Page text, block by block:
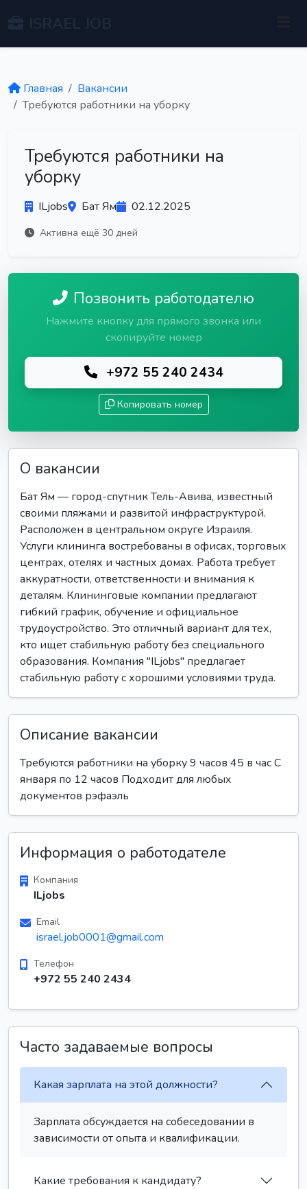
Главная
Вакансии
Требуются работники на уборку
Требуются работники на
уборку
ILjobs Бат Ям 02.12.2025
Активна ещё 30 дней
Позвонить работодателю
Нажмите кнопку для прямого звонка или
скопируйте номер
+972 55 240 2434
Копировать номер
О вакансии
Бат Ям — город-спутник Тель-Авива, известный
своими пляжами и развитой инфраструктурой.
Расположен в центральном округе Израиля.
Услуги клининга востребованы в офисах, торговых
центрах, отелях и частных домах. Работа требует
аккуратности, ответственности и внимания к
деталям. Клининговые компании предлагают
гибкий график, обучение и официальное
трудоустройство. Это отличный вариант для тех,
кто ищет стабильную работу без специального
образования. Компания "ILjobs" предлагает
стабильную работу с хорошими условиями труда.
Описание вакансии
Требуются работники на уборку 9 часов 45 в час С
января по 12 часов Подходит для любых
документов рэфаэль
Информация о работодателе
Компания
ILjobs
Email
israel.job0001@gmail.com
Телефон
+972 55 240 2434
Часто задаваемые вопросы
Какая зарплата на этой должности?
Зарплата обсуждается на собеседовании в
зависимости от опыта и квалификации.
Какие требования к кандидату?